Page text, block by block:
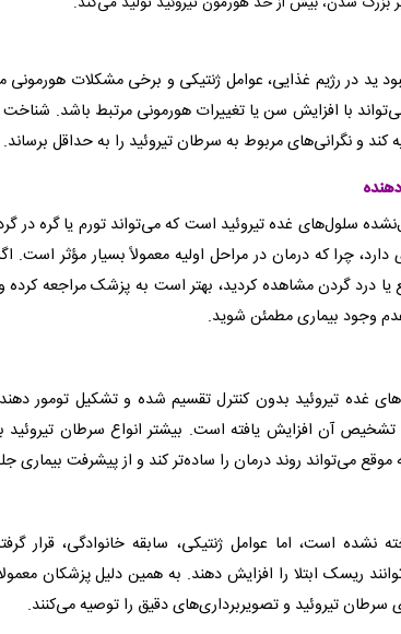
ید در رژیم غذایی، عوامل ژنتیکی و برخی مشکلات هورمونی
با افزایش سن یا تغییرات هورمونی مرتبط باشد.
و نگرانی‌های مربوط به سرطان تیروئید را به حداقل برساند.
سلول‌های غده تیروئید است که می‌تواند تورم یا گره در
چرا که درمان در مراحل اولیه معمولاً بسیار مؤثر است.
یا درد گردن مشاهده کردید، بهتر است به پزشک مراجعه
عدم وجود بیماری مطمئن شوید.
غده تیروئید بدون کنترل تقسیم شده و تشکیل تومور
تشخیص آن افزایش یافته است. بیشتر انواع سرطان تیروئید
می‌تواند روند درمان را ساده‌تر کند و از پیشرفت بیماری
نشده است، اما عوامل ژنتیکی، سابقه خانوادگی، قرار
ریسک ابتلا را افزایش دهند. به همین دلیل پزشکان
تیروئید و تصویربرداری‌های دقیق را توصیه می‌کنند.